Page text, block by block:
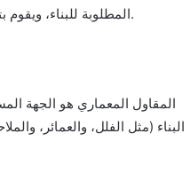
المطلوبة للبناء، ويقوم بتوظيف فرق العمل المخصصة لأداء المهام المختلفة، من التخطيط إلى البناء الفعلي.
المقاول المعماري هو الجهة
البناء (مثل الفلل، والعمائر،